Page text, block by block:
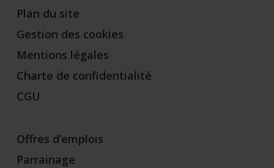
Plan du site
Gestion des cookies
Mentions légales
Charte de confidentialité
CGU
Offres d’emplois
Parrainage